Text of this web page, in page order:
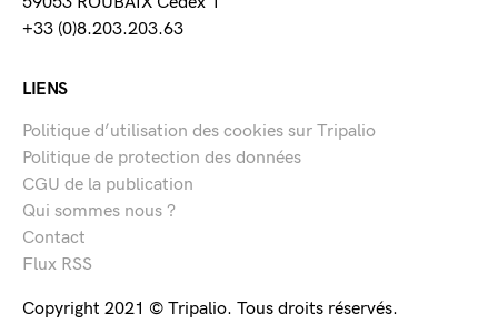
+33 (0)8.203.203.63
LIENS
Politique d’utilisation des cookies sur Tripalio
Politique de protection des données
CGU de la publication
Qui sommes nous ?
Contact
Flux RSS
Copyright 2021 © Tripalio. Tous droits réservés.